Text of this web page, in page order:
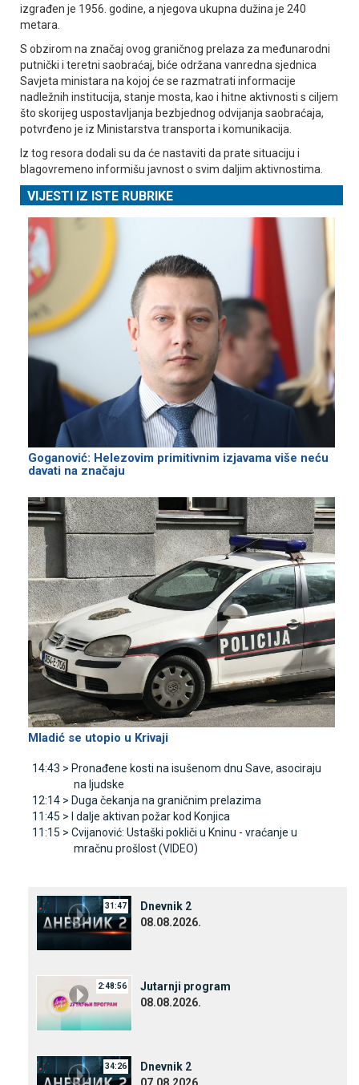
izgrađen je 1956. godine, a njegova ukupna dužina je 240
metara.
S obzirom na značaj ovog graničnog prelaza za međunarodni
putnički i teretni saobraćaj, biće održana vanredna sjednica
Savjeta ministara na kojoj će se razmatrati informacije
nadležnih institucija, stanje mosta, kao i hitne aktivnosti s ciljem
što skorijeg uspostavljanja bezbjednog odvijanja saobraćaja,
potvrđeno je iz Ministarstva transporta i komunikacija.
Iz tog resora dodali su da će nastaviti da prate situaciju i
blagovremeno informišu javnost o svim daljim aktivnostima.
VIJESTI IZ ISTE RUBRIKE
Goganović: Helezovim primitivnim izjavama više neću
davati na značaju
Mladić se utopio u Krivaji
14:43 > Pronađene kosti na isušenom dnu Save, asociraju
na ljudske
12:14 > Duga čekanja na graničnim prelazima
11:45 >
I dalje aktivan požar kod Konjica
11:15 > Cvijanović: Ustaški pokliči u Kninu - vraćanje u
mračnu prošlost (VIDEO)
31:47
Dnevnik 2
08.08.2026.
2:48:56
Јutarnji program
08.08.2026.
34:26
Dnevnik 2